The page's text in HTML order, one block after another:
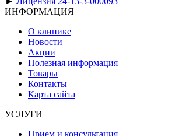
ИНФОРМАЦИЯ
О клинике
Новости
Акции
Полезная информация
Товары
Контакты
Карта сайта
УСЛУГИ
Прием и консультация